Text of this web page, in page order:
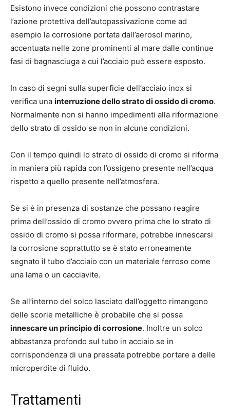
Esistono invece condizioni che possono contrastare
l’azione protettiva dell’autopassivazione come ad
esempio la corrosione portata dall’aerosol marino,
accentuata nelle zone prominenti al mare dalle continue
fasi di bagnasciuga a cui l’acciaio può essere esposto.
In caso di segni sulla superficie dell’acciaio inox si
verifica una interruzione dello strato di ossido di cromo.
Normalmente non si hanno impedimenti alla riformazione
dello strato di ossido se non in alcune condizioni.
Con il tempo quindi lo strato di ossido di cromo si riforma
in maniera più rapida con l’ossigeno presente nell’acqua
rispetto a quello presente nell’atmosfera.
Se si è in presenza di sostanze che possano reagire
prima dell’ossido di cromo ovvero prima che lo strato di
ossido di cromo si possa riformare, potrebbe innescarsi
la corrosione soprattutto se è stato erroneamente
segnato il tubo d’acciaio con un materiale ferroso come
una lama o un cacciavite.
Se all’interno del solco lasciato dall’oggetto rimangono
delle scorie metalliche è probabile che si possa
innescare un principio di corrosione. Inoltre un solco
abbastanza profondo sul tubo in acciaio se in
corrispondenza di una pressata potrebbe portare a delle
microperdite di fluido.
Trattamenti